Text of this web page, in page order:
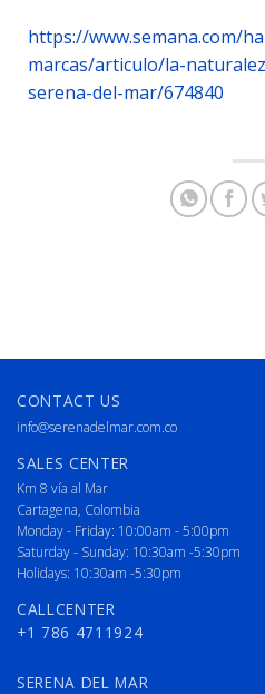
https://www.semana.com/
marcas/articulo/la-
serena-del-mar/674840
CONTACT US
info@serenadelmar.com.co
SALES CENTER
Km 8 vía al Mar
Cartagena, Colombia
Monday - Friday: 10:00am - 5:00pm
Saturday - Sunday: 10:30am -5:30pm
Holidays: 10:30am -5:30pm
CALLCENTER
+1 786 4711924
SERENA DEL MAR